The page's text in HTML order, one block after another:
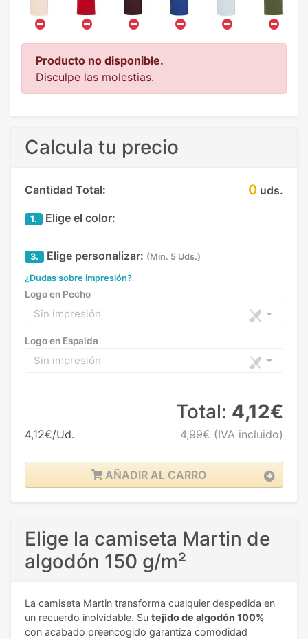
Producto no disponible.
Disculpe las molestias.
Calcula tu precio
Cantidad Total: 0 uds.
1. Elige el color:
3. Elige personalizar: (Min. 5 Uds.)
¿Dudas sobre impresión?
Logo en Pecho
Sin impresión
Logo en Espalda
Sin impresión
4,12€/Ud.
Total: 4,12€
4,99€ (IVA incluido)
AÑADIR AL CARRO
Elige la camiseta Martin de
algodón 150 g/m²
La camiseta Martin transforma cualquier despedida en
un recuerdo inolvidable. Su tejido de algodón 100%
con acabado preencogido garantiza comodidad